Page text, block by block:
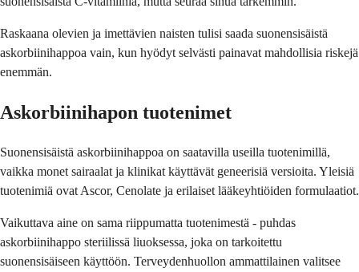
Raskaana olevien ja imettävien naisten tulisi saada suonensisäistä
askorbiinihappoa vain, kun hyödyt selvästi painavat mahdollisia riskejä
enemmän.
Askorbiinihapon tuotenimet
Suonensisäistä askorbiinihappoa on saatavilla useilla tuotenimillä,
vaikka monet sairaalat ja klinikat käyttävät geneerisiä versioita. Yleisiä
tuotenimiä ovat Ascor, Cenolate ja erilaiset lääkeyhtiöiden formulaatiot.
Vaikuttava aine on sama riippumatta tuotenimestä - puhdas
askorbiinihappo steriilissä liuoksessa, joka on tarkoitettu
suonensisäiseen käyttöön. Terveydenhuollon ammattilainen valitsee